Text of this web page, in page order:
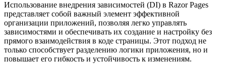
Использование внедрения зависимостей (DI) в Razor Pages
представляет собой важный элемент эффективной
организации приложений, позволяя легко управлять
зависимостями и обеспечивать их создание и настройку без
прямого взаимодействия в коде страницы. Этот подход не
только способствует разделению логики приложения, но и
повышает его гибкость и устойчивость к изменениям.